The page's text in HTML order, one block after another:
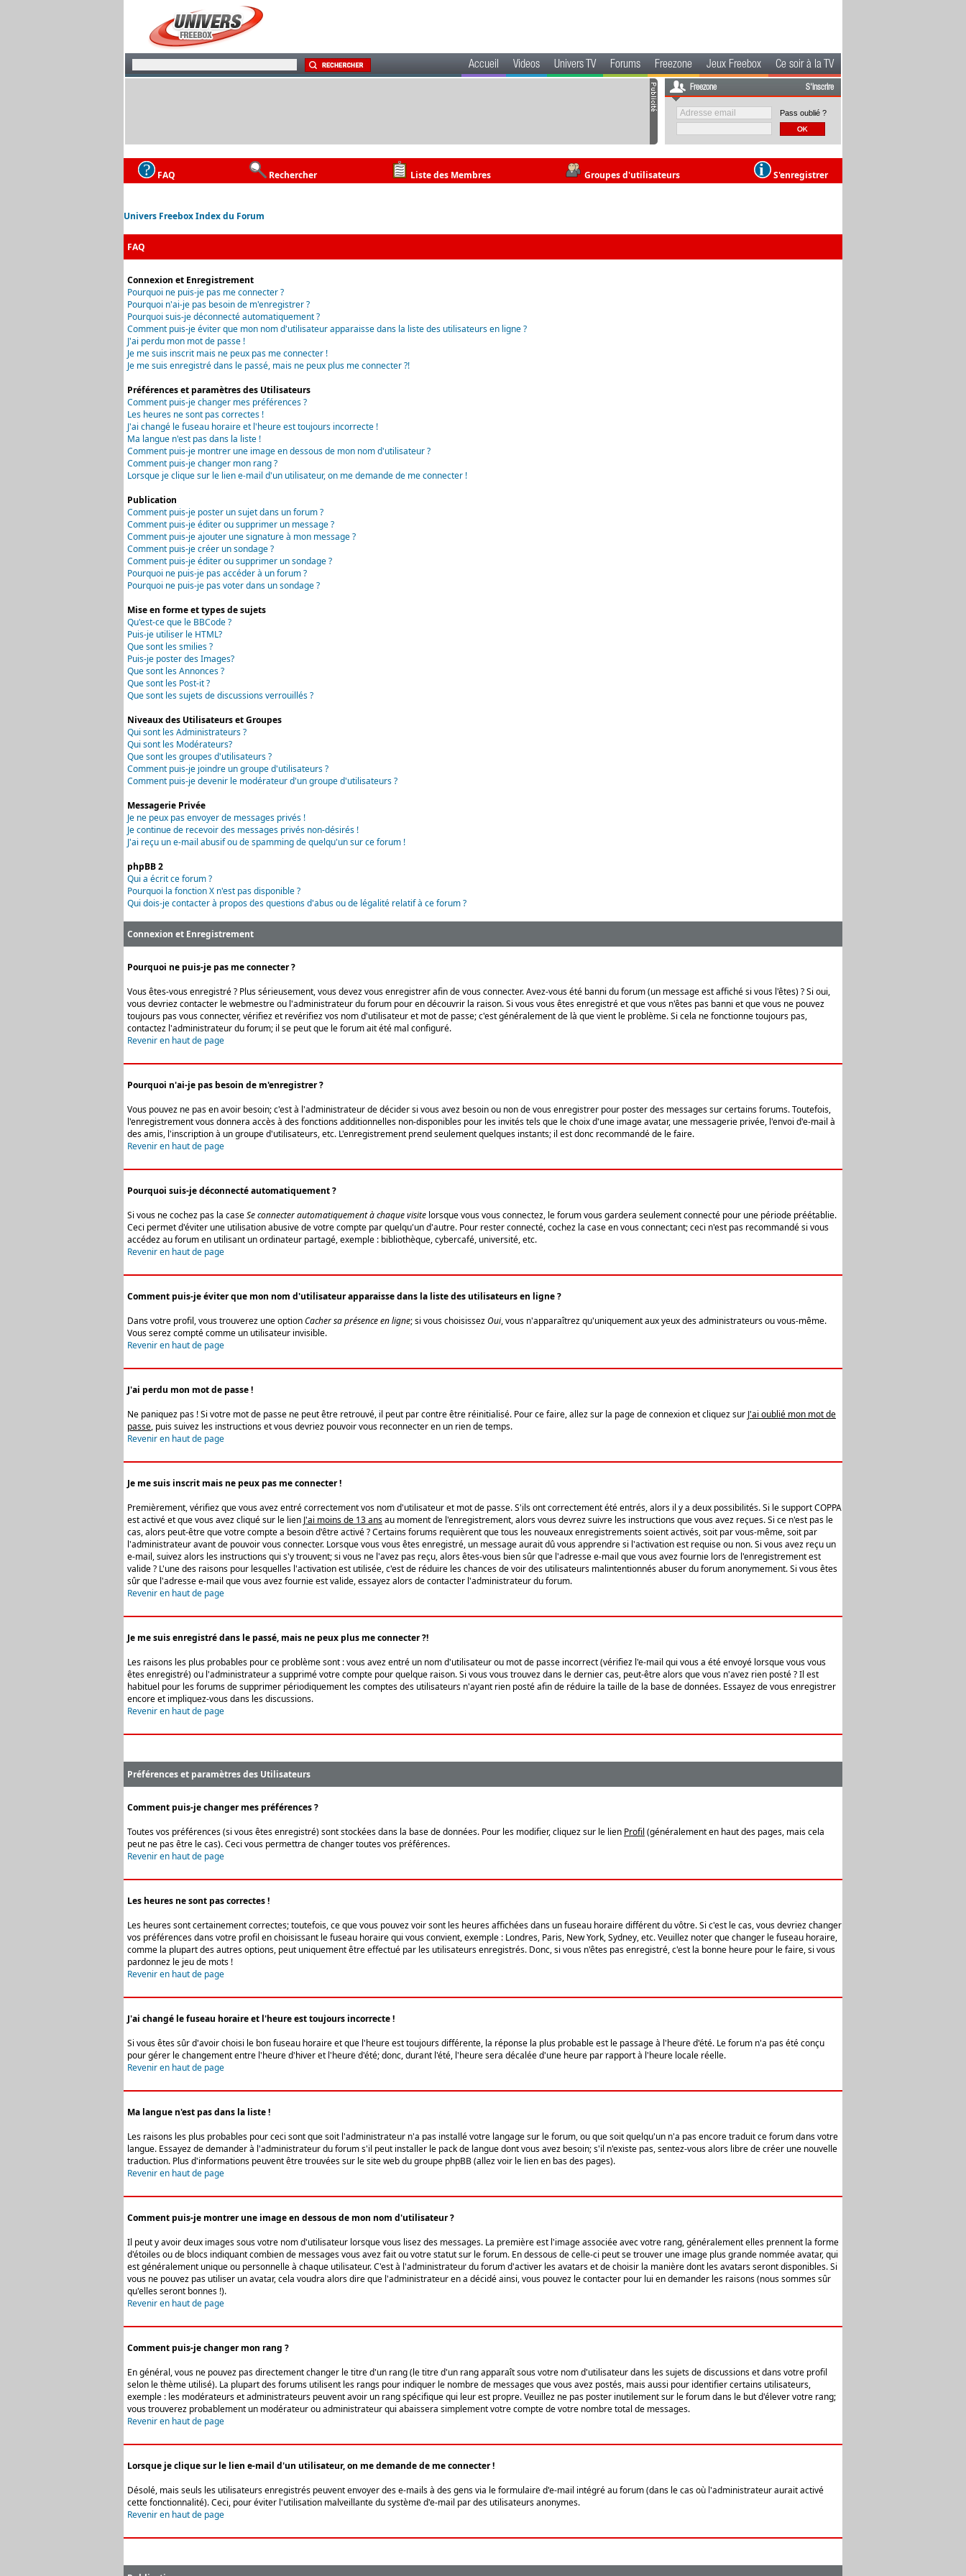
Accueil Videos Univers TV Forums Freezone Jeux Freebox Ce soir à la TV
Freezone S'inscrire
Pass oublié ?
FAQ Rechercher Liste des Membres Groupes d'utilisateurs S'enregistrer
Univers Freebox Index du Forum
FAQ
Connexion et Enregistrement
Pourquoi ne puis-je pas me connecter ?
Pourquoi n'ai-je pas besoin de m'enregistrer ?
Pourquoi suis-je déconnecté automatiquement ?
Comment puis-je éviter que mon nom d'utilisateur apparaisse dans la liste des utilisateurs en ligne ?
J'ai perdu mon mot de passe !
Je me suis inscrit mais ne peux pas me connecter !
Je me suis enregistré dans le passé, mais ne peux plus me connecter ?!
Préférences et paramètres des Utilisateurs
Comment puis-je changer mes préférences ?
Les heures ne sont pas correctes !
J'ai changé le fuseau horaire et l'heure est toujours incorrecte !
Ma langue n'est pas dans la liste !
Comment puis-je montrer une image en dessous de mon nom d'utilisateur ?
Comment puis-je changer mon rang ?
Lorsque je clique sur le lien e-mail d'un utilisateur, on me demande de me connecter !
Publication
Comment puis-je poster un sujet dans un forum ?
Comment puis-je éditer ou supprimer un message ?
Comment puis-je ajouter une signature à mon message ?
Comment puis-je créer un sondage ?
Comment puis-je éditer ou supprimer un sondage ?
Pourquoi ne puis-je pas accéder à un forum ?
Pourquoi ne puis-je pas voter dans un sondage ?
Mise en forme et types de sujets
Qu'est-ce que le BBCode ?
Puis-je utiliser le HTML?
Que sont les smilies ?
Puis-je poster des Images?
Que sont les Annonces ?
Que sont les Post-it ?
Que sont les sujets de discussions verrouillés ?
Niveaux des Utilisateurs et Groupes
Qui sont les Administrateurs ?
Qui sont les Modérateurs?
Que sont les groupes d'utilisateurs ?
Comment puis-je joindre un groupe d'utilisateurs ?
Comment puis-je devenir le modérateur d'un groupe d'utilisateurs ?
Messagerie Privée
Je ne peux pas envoyer de messages privés !
Je continue de recevoir des messages privés non-désirés !
J'ai reçu un e-mail abusif ou de spamming de quelqu'un sur ce forum !
phpBB 2
Qui a écrit ce forum ?
Pourquoi la fonction X n'est pas disponible ?
Qui dois-je contacter à propos des questions d'abus ou de légalité relatif à ce forum ?
Connexion et Enregistrement
Pourquoi ne puis-je pas me connecter ?
Vous êtes-vous enregistré ? Plus sérieusement, vous devez vous enregistrer afin de vous connecter. Avez-vous été banni du forum (un message est affiché si vous l'êtes) ? Si oui,
vous devriez contacter le webmestre ou l'administrateur du forum pour en découvrir la raison. Si vous vous êtes enregistré et que vous n'êtes pas banni et que vous ne pouvez
toujours pas vous connecter, vérifiez et revérifiez vos nom d'utilisateur et mot de passe; c'est généralement de là que vient le problème. Si cela ne fonctionne toujours pas,
contactez l'administrateur du forum; il se peut que le forum ait été mal configuré.
Revenir en haut de page
Pourquoi n'ai-je pas besoin de m'enregistrer ?
Vous pouvez ne pas en avoir besoin; c'est à l'administrateur de décider si vous avez besoin ou non de vous enregistrer pour poster des messages sur certains forums. Toutefois,
l'enregistrement vous donnera accès à des fonctions additionnelles non-disponibles pour les invités tels que le choix d'une image avatar, une messagerie privée, l'envoi d'e-mail à
des amis, l'inscription à un groupe d'utilisateurs, etc. L'enregistrement prend seulement quelques instants; il est donc recommandé de le faire.
Revenir en haut de page
Pourquoi suis-je déconnecté automatiquement ?
Si vous ne cochez pas la caseSe connecter automatiquement à chaque visite lorsque vous vous connectez, le forum vous gardera seulement connecté pour une période préétablie.
Ceci permet d'éviter une utilisation abusive de votre compte par quelqu'un d'autre. Pour rester connecté, cochez la case en vous connectant; ceci n'est pas recommandé si vous
accédez au forum en utilisant un ordinateur partagé, exemple : bibliothèque, cybercafé, université, etc.
Revenir en haut de page
Comment puis-je éviter que mon nom d'utilisateur apparaisse dans la liste des utilisateurs en ligne ?
Dans votre profil, vous trouverez une optionCacher sa présence en ligne; si vous choisissezOui, vous n'apparaîtrez qu'uniquement aux yeux des administrateurs ou vous-même.
Vous serez compté comme un utilisateur invisible.
Revenir en haut de page
J'ai perdu mon mot de passe !
Ne paniquez pas ! Si votre mot de passe ne peut être retrouvé, il peut par contre être réinitialisé. Pour ce faire, allez sur la page de connexion et cliquez sur J'ai oublié mon mot de
passe, puis suivez les instructions et vous devriez pouvoir vous reconnecter en un rien de temps.
Revenir en haut de page
Je me suis inscrit mais ne peux pas me connecter !
Premièrement, vérifiez que vous avez entré correctement vos nom d'utilisateur et mot de passe. S'ils ont correctement été entrés, alors il y a deux possibilités. Si le support COPPA
est activé et que vous avez cliqué sur le lien J'ai moins de 13 ansau moment de l'enregistrement, alors vous devrez suivre les instructions que vous avez reçues. Si ce n'est pas le
cas, alors peut-être que votre compte a besoin d'être activé ? Certains forums requièrent que tous les nouveaux enregistrements soient activés, soit par vous-même, soit par
l'administrateur avant de pouvoir vous connecter. Lorsque vous vous êtes enregistré, un message aurait dû vous apprendre si l'activation est requise ou non. Si vous avez reçu un
e-mail, suivez alors les instructions qui s'y trouvent; si vous ne l'avez pas reçu, alors êtes-vous bien sûr que l'adresse e-mail que vous avez fournie lors de l'enregistrement est
valide ? L'une des raisons pour lesquelles l'activation est utilisée, c'est de réduire les chances de voir des utilisateurs malintentionnés abuser du forum anonymement. Si vous êtes
sûr que l'adresse e-mail que vous avez fournie est valide, essayez alors de contacter l'administrateur du forum.
Revenir en haut de page
Je me suis enregistré dans le passé, mais ne peux plus me connecter ?!
Les raisons les plus probables pour ce problème sont : vous avez entré un nom d'utilisateur ou mot de passe incorrect (vérifiez l'e-mail qui vous a été envoyé lorsque vous vous
êtes enregistré) ou l'administrateur a supprimé votre compte pour quelque raison. Si vous vous trouvez dans le dernier cas, peut-être alors que vous n'avez rien posté ? Il est
habituel pour les forums de supprimer périodiquement les comptes des utilisateurs n'ayant rien posté afin de réduire la taille de la base de données. Essayez de vous enregistrer
encore et impliquez-vous dans les discussions.
Revenir en haut de page
Préférences et paramètres des Utilisateurs
Comment puis-je changer mes préférences ?
Toutes vos préférences (si vous êtes enregistré) sont stockées dans la base de données. Pour les modifier, cliquez sur le lien Profil (généralement en haut des pages, mais cela
peut ne pas être le cas). Ceci vous permettra de changer toutes vos préférences.
Revenir en haut de page
Les heures ne sont pas correctes !
Les heures sont certainement correctes; toutefois, ce que vous pouvez voir sont les heures affichées dans un fuseau horaire différent du vôtre. Si c'est le cas, vous devriez changer
vos préférences dans votre profil en choisissant le fuseau horaire qui vous convient, exemple : Londres, Paris, New York, Sydney, etc. Veuillez noter que changer le fuseau horaire,
comme la plupart des autres options, peut uniquement être effectué par les utilisateurs enregistrés. Donc, si vous n'êtes pas enregistré, c'est la bonne heure pour le faire, si vous
pardonnez le jeu de mots !
Revenir en haut de page
J'ai changé le fuseau horaire et l'heure est toujours incorrecte !
Si vous êtes sûr d'avoir choisi le bon fuseau horaire et que l'heure est toujours différente, la réponse la plus probable est le passage à l'heure d'été. Le forum n'a pas été conçu
pour gérer le changement entre l'heure d'hiver et l'heure d'été; donc, durant l'été, l'heure sera décalée d'une heure par rapport à l'heure locale réelle.
Revenir en haut de page
Ma langue n'est pas dans la liste !
Les raisons les plus probables pour ceci sont que soit l'administrateur n'a pas installé votre langage sur le forum, ou que soit quelqu'un n'a pas encore traduit ce forum dans votre
langue. Essayez de demander à l'administrateur du forum s'il peut installer le pack de langue dont vous avez besoin; s'il n'existe pas, sentez-vous alors libre de créer une nouvelle
traduction. Plus d'informations peuvent être trouvées sur le site web du groupe phpBB (allez voir le lien en bas des pages).
Revenir en haut de page
Comment puis-je montrer une image en dessous de mon nom d'utilisateur ?
Il peut y avoir deux images sous votre nom d'utilisateur lorsque vous lisez des messages. La première est l'image associée avec votre rang, généralement elles prennent la forme
d'étoiles ou de blocs indiquant combien de messages vous avez fait ou votre statut sur le forum. En dessous de celle-ci peut se trouver une image plus grande nommée avatar, qui
est généralement unique ou personnelle à chaque utilisateur. C'est à l'administrateur du forum d'activer les avatars et de choisir la manière dont les avatars seront disponibles. Si
vous ne pouvez pas utiliser un avatar, cela voudra alors dire que l'administrateur en a décidé ainsi, vous pouvez le contacter pour lui en demander les raisons (nous sommes sûr
qu'elles seront bonnes !).
Revenir en haut de page
Comment puis-je changer mon rang ?
En général, vous ne pouvez pas directement changer le titre d'un rang (le titre d'un rang apparaît sous votre nom d'utilisateur dans les sujets de discussions et dans votre profil
selon le thème utilisé). La plupart des forums utilisent les rangs pour indiquer le nombre de messages que vous avez postés, mais aussi pour identifier certains utilisateurs,
exemple : les modérateurs et administrateurs peuvent avoir un rang spécifique qui leur est propre. Veuillez ne pas poster inutilement sur le forum dans le but d'élever votre rang;
vous trouverez probablement un modérateur ou administrateur qui abaissera simplement votre compte de votre nombre total de messages.
Revenir en haut de page
Lorsque je clique sur le lien e-mail d'un utilisateur, on me demande de me connecter !
Désolé, mais seuls les utilisateurs enregistrés peuvent envoyer des e-mails à des gens via le formulaire d'e-mail intégré au forum (dans le cas où l'administrateur aurait activé
cette fonctionnalité). Ceci, pour éviter l'utilisation malveillante du système d'e-mail par des utilisateurs anonymes.
Revenir en haut de page